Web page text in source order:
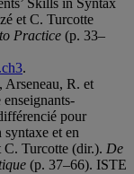
Skills in Syntax
et C. Turcotte
Practice (p. 33–
.
R. et
pour
syntaxe et en
Turcotte (dir.). De
(p. 37–66). ISTE